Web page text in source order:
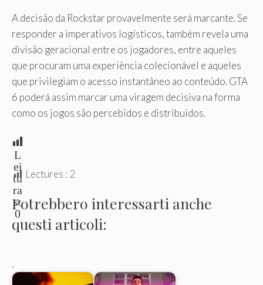
A decisão da Rockstar provavelmente será marcante. Se
responder a imperativos logísticos, também revela uma
divisão geracional entre os jogadores, entre aqueles
que procuram uma experiência colecionável e aqueles
que privilegiam o acesso instantâneo ao conteúdo. GTA
6 poderá assim marcar uma viragem decisiva na forma
como os jogos são percebidos e distribuídos.
L
ei
tu
ra
s:
0
Lectures : 2
Potrebbero interessarti anche
questi articoli:
.